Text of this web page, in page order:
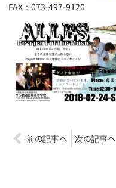
FAX： 073-497-9120
前の記事へ 次の記事へ